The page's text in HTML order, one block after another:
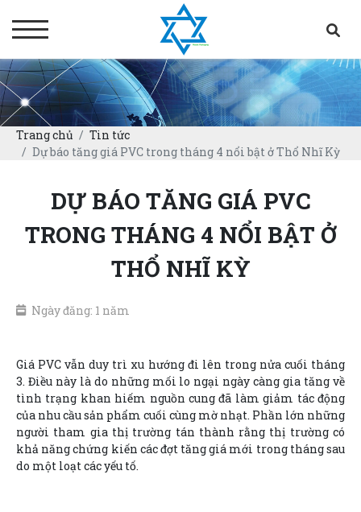
Trang chủ
Tin tức
Dự báo tăng giá PVC trong tháng 4 nổi bật ở Thổ Nhĩ Kỳ
DỰ BÁO TĂNG GIÁ PVC
TRONG THÁNG 4 NỔI BẬT Ở
THỔ NHĨ KỲ
Ngày đăng: 1 năm
Giá PVC vẫn duy trì xu hướng đi lên trong nửa cuối tháng
3. Điều này là do những mối lo ngại ngày càng gia tăng về
tình trạng khan hiếm nguồn cung đã làm giảm tác động
của nhu cầu sản phẩm cuối cùng mờ nhạt. Phần lớn những
người tham gia thị trường tán thành rằng thị trường có
khả năng chứng kiến các đợt tăng giá mới trong tháng sau
do một loạt các yếu tố.